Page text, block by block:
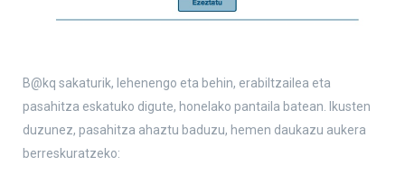
B@kq sakaturik, lehenengo eta behin, erabiltzailea eta
pasahitza eskatuko digute, honelako pantaila batean. Ikusten
duzunez, pasahitza ahaztu baduzu, hemen daukazu aukera
berreskuratzeko: